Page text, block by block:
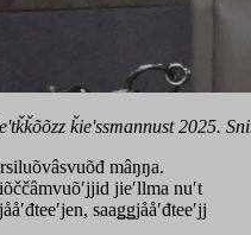
ǩieʹssmannust
mâŋŋa.
jieʹllma nuʹt
saaǥǥjååʹđteeʹjj